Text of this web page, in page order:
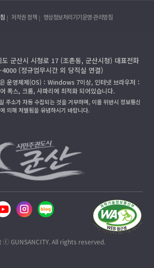
저작권 정책 영상정보처리기기운영·관리방침
군산시 시청로 17 (조촌동, 군산시청) 대표전화
(정규업무시간 외 당직실 연결)
운영체제(OS)：Windows 7이상, 인터넷 브라우저：
폭스, 크롬, 사파리에 최적화 되어있습니다.
주소가 자동 수집되는 것을 거부하며, 이를 위반시 정보통신
의해 처벌됨을 유념하시기 바랍니다.
ⓒ GUNSANCITY. All rights reserved.